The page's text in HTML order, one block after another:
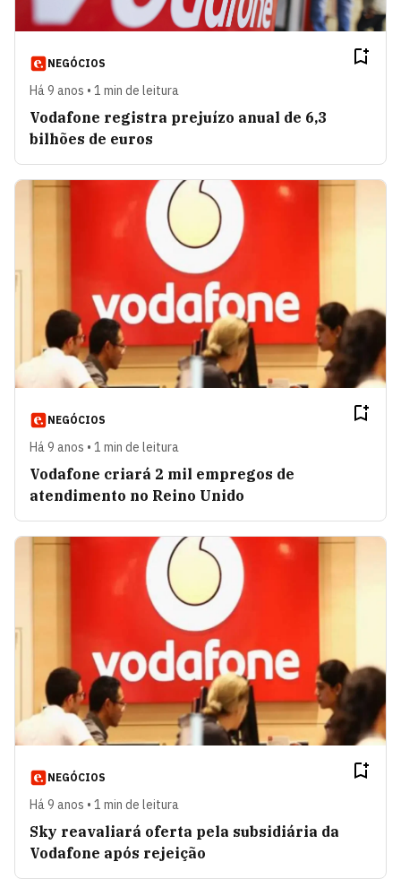
NEGÓCIOS
Há 9 anos • 1 min de leitura
Vodafone registra prejuízo anual de 6,3
bilhões de euros
NEGÓCIOS
Há 9 anos • 1 min de leitura
Vodafone criará 2 mil empregos de
atendimento no Reino Unido
NEGÓCIOS
Há 9 anos • 1 min de leitura
Sky reavaliará oferta pela subsidiária da
Vodafone após rejeição